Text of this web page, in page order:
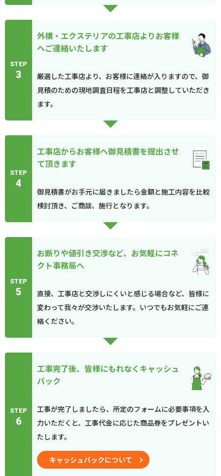
STEP
3
外構・エクステリアの工事店よりお客様
へご連絡いたします
厳選した工事店より、お客様に連絡が入りますので、御
見積のための現地調査日程を工事店と調整していただき
ます。
STEP
4
工事店からお客様へ御見積書を提出させ
て頂きます
御見積書がお手元に届きましたら金額と施工内容を比較
検討頂き、ご商談、施行となります。
STEP
5
お断りや値引き交渉など、お気軽にコネ
クト事務局へ
直接、工事店と交渉しにくいと感じる場合など、皆様に
変わって我々が交渉いたします。いつでもお気軽にご連
絡ください。
STEP
6
工事完了後、皆様にもれなくキャッシュ
バック
工事が完了しましたら、所定のフォームに必要事項を入
力いただくと、工事代金に応じた商品券をプレゼントい
たします。
キャッシュバックについて